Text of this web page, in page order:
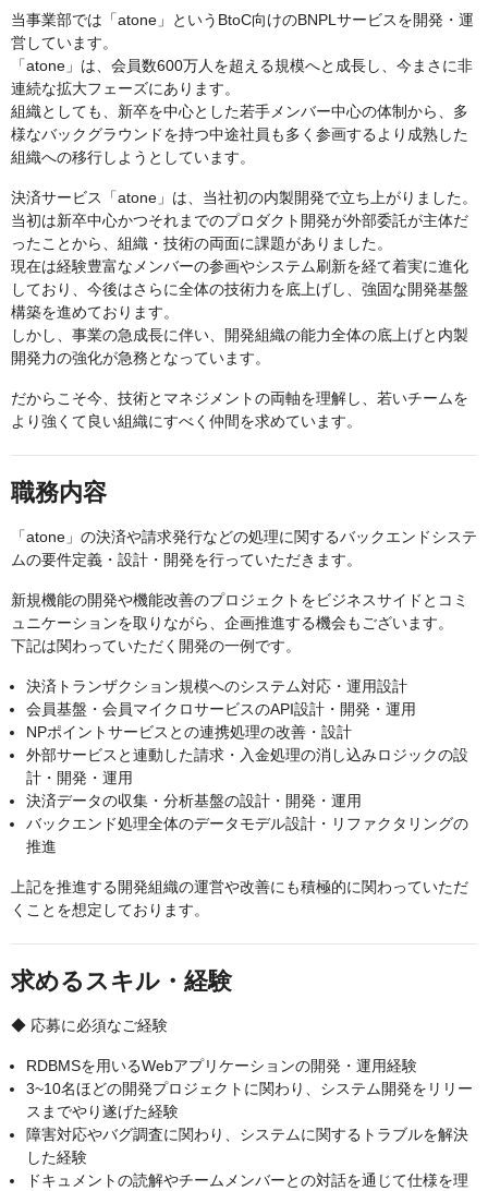
当事業部では「atone」というBtoC向けのBNPLサービスを開発・運
営しています。
「atone」は、会員数600万人を超える規模へと成長し、今まさに非
連続な拡大フェーズにあります。
組織としても、新卒を中心とした若手メンバー中心の体制から、多
様なバックグラウンドを持つ中途社員も多く参画するより成熟した
組織への移行しようとしています。
決済サービス「atone」は、当社初の内製開発で立ち上がりました。
当初は新卒中心かつそれまでのプロダクト開発が外部委託が主体だ
ったことから、組織・技術の両面に課題がありました。
現在は経験豊富なメンバーの参画やシステム刷新を経て着実に進化
しており、今後はさらに全体の技術力を底上げし、強固な開発基盤
構築を進めております。
しかし、事業の急成長に伴い、開発組織の能力全体の底上げと内製
開発力の強化が急務となっています。
だからこそ今、技術とマネジメントの両軸を理解し、若いチームを
より強くて良い組織にすべく仲間を求めています。
職務内容
「atone」の決済や請求発行などの処理に関するバックエンドシステ
ムの要件定義・設計・開発を行っていただきます。
新規機能の開発や機能改善のプロジェクトをビジネスサイドとコミ
ュニケーションを取りながら、企画推進する機会もございます。
下記は関わっていただく開発の一例です。
決済トランザクション規模へのシステム対応・運用設計
会員基盤・会員マイクロサービスのAPI設計・開発・運用
NPポイントサービスとの連携処理の改善・設計
外部サービスと連動した請求・入金処理の消し込みロジックの設
計・開発・運用
決済データの収集・分析基盤の設計・開発・運用
バックエンド処理全体のデータモデル設計・リファクタリングの
推進
上記を推進する開発組織の運営や改善にも積極的に関わっていただ
くことを想定しております。
求めるスキル・経験
◆ 応募に必須なご経験
RDBMSを用いるWebアプリケーションの開発・運用経験
3~10名ほどの開発プロジェクトに関わり、システム開発をリリー
スまでやり遂げた経験
障害対応やバグ調査に関わり、システムに関するトラブルを解決
した経験
ドキュメントの読解やチームメンバーとの対話を通じて仕様を理